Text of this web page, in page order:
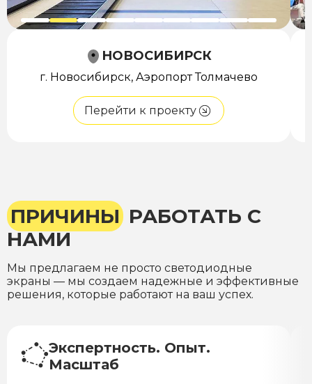
НОВОСИБИРСК
г. Новосибирск, Аэропорт Толмачево
Перейти к проекту
ПРИЧИНЫ РАБОТАТЬ С
НАМИ
Мы предлагаем не просто светодиодные
экраны — мы создаем надежные и эффективные
решения, которые работают на ваш успех.
Экспертность. Опыт.
Масштаб